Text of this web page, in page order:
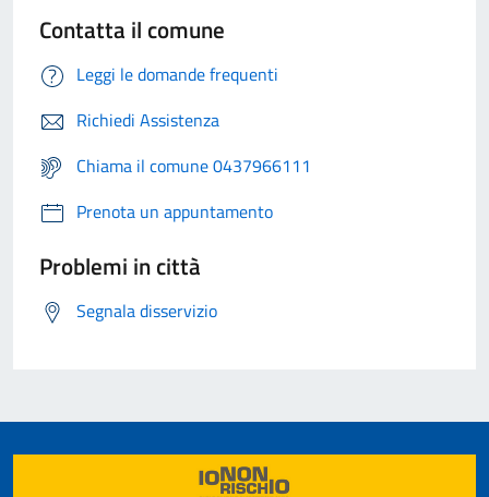
Contatta il comune
Leggi le domande frequenti
Richiedi Assistenza
Chiama il comune 0437966111
Prenota un appuntamento
Problemi in città
Segnala disservizio